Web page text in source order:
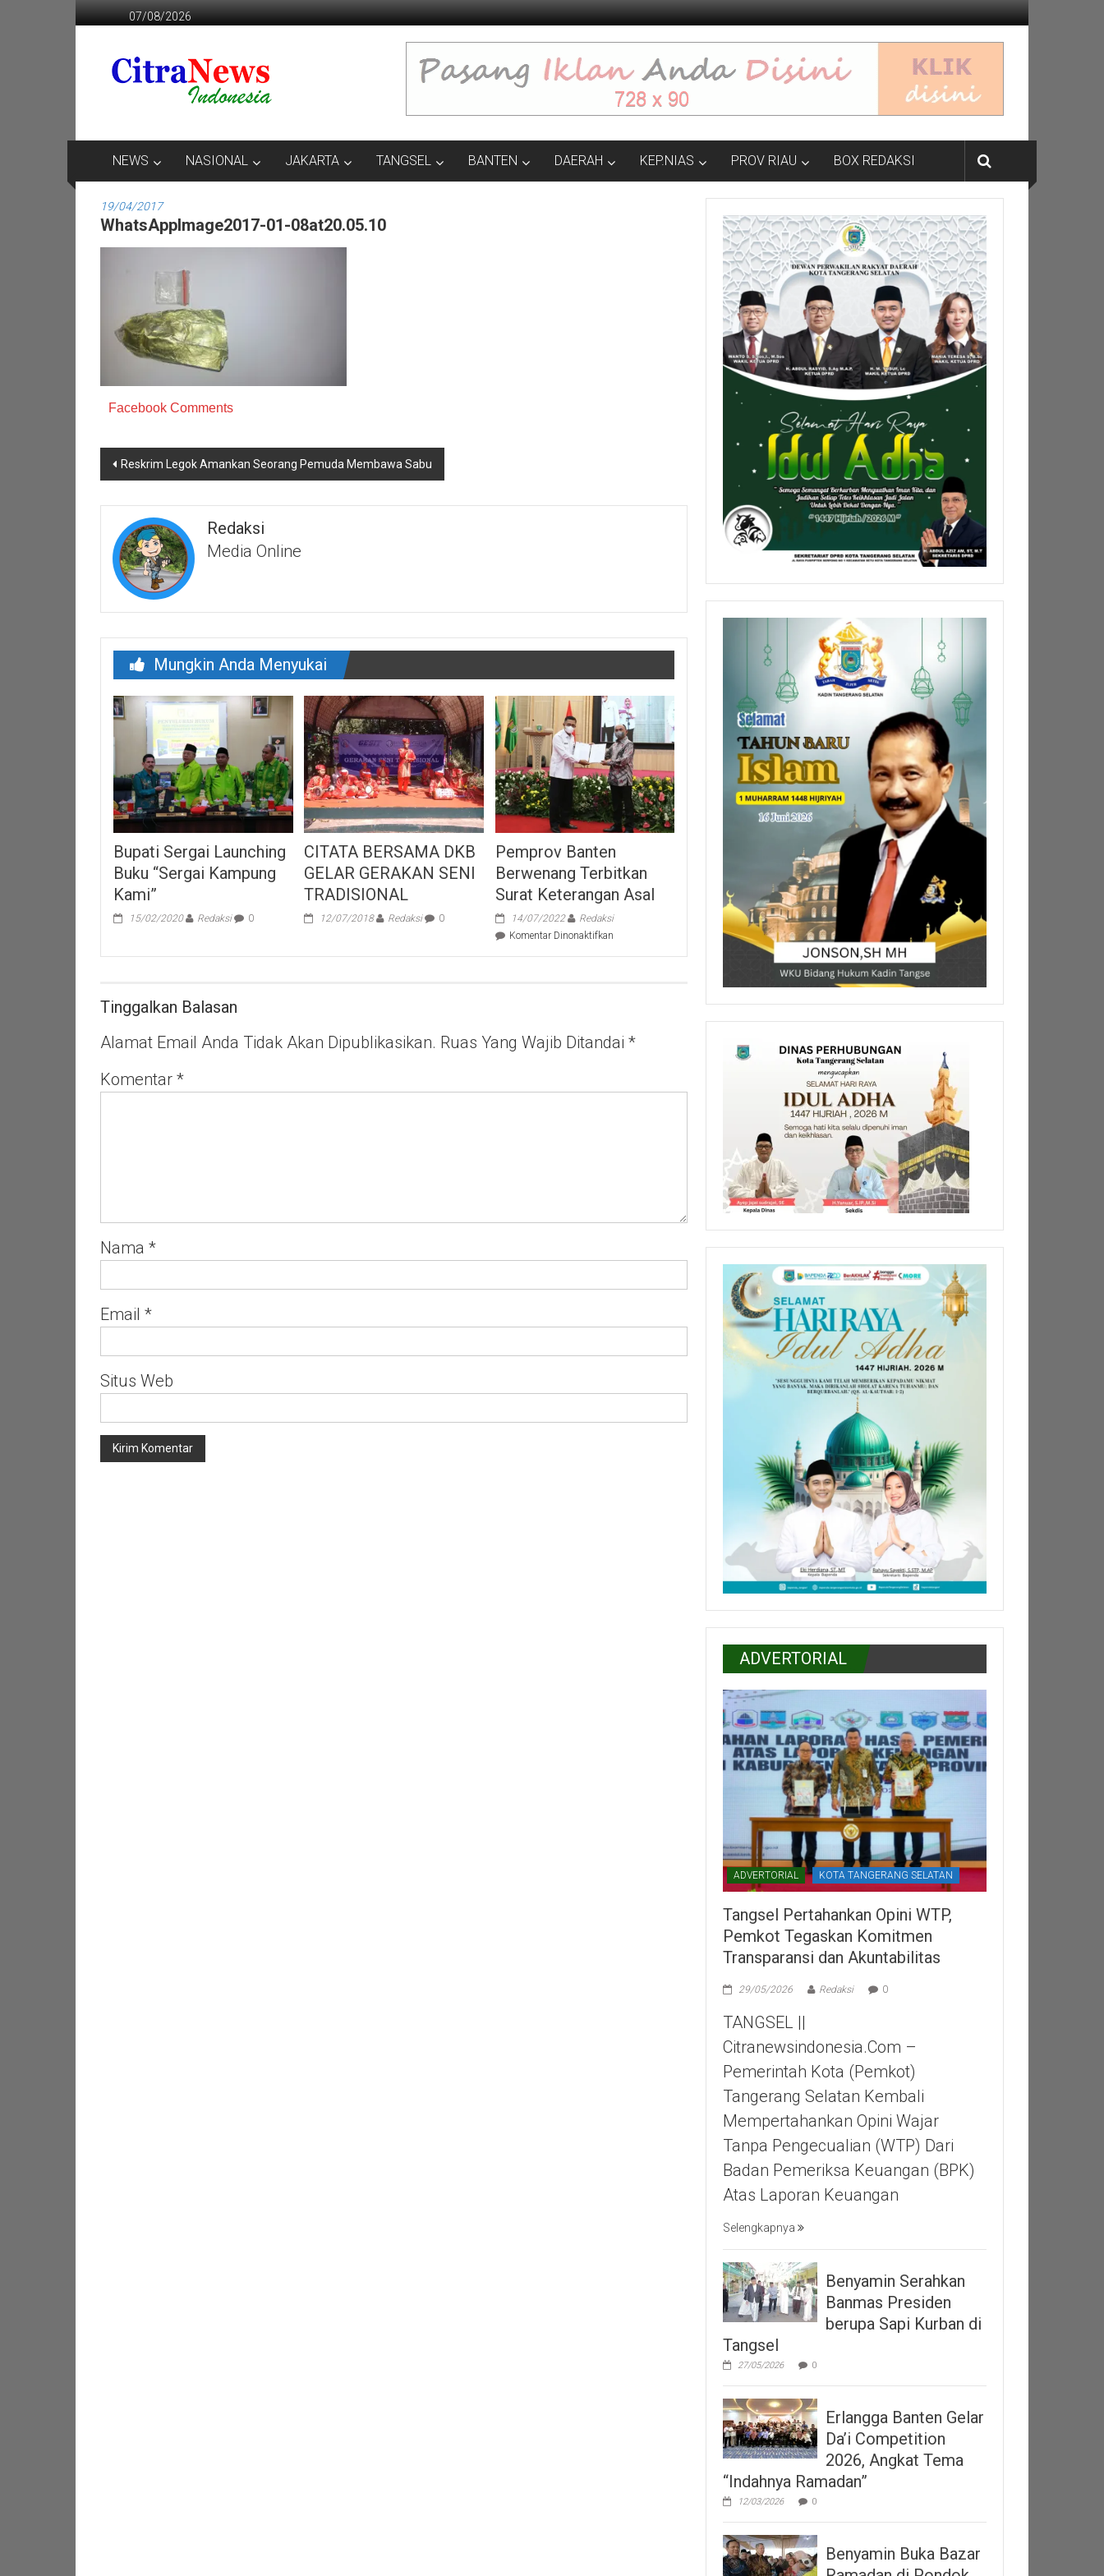
ke
07/08/2026
CITRANEWS
INDONESIA
NEWS NASIONAL JAKARTA TANGSEL BANTEN DAERAH KEP.NIAS PROV RIAU BOX REDAKSI
19/04/2017
WhatsAppImage2017-01-08at20.05.10
Facebook Comments
Navigasi
pos
Reskrim Legok Amankan Seorang Pemuda Membawa Sabu
Redaksi
Media Online
Mungkin Anda Menyukai
Bupati Sergai Launching
Buku “Sergai Kampung
Kami”
15/02/2020 Redaksi 0
CITATA BERSAMA DKB
GELAR GERAKAN SENI
TRADISIONAL
12/07/2018 Redaksi 0
Pemprov Banten
Berwenang Terbitkan
Surat Keterangan Asal
14/07/2022
Redaksi
Komentar Dinonaktifkanpada
Asal
Tinggalkan Balasan
Alamat Email Anda Tidak Akan Dipublikasikan. Ruas Yang Wajib Ditandai *
Komentar *
Nama *
Email *
Situs Web
ADVERTORIAL
ADVERTORIAL KOTA TANGERANG SELATAN
Tangsel Pertahankan Opini WTP,
Pemkot Tegaskan Komitmen
Transparansi dan Akuntabilitas
29/05/2026 Redaksi 0
TANGSEL ||
Citranewsindonesia.com –
Pemerintah Kota (Pemkot)
Tangerang Selatan Kembali
Mempertahankan Opini Wajar
Tanpa Pengecualian (WTP) Dari
Badan Pemeriksa Keuangan (BPK)
Atas Laporan Keuangan
Selengkapnya
Benyamin Serahkan
Banmas Presiden
berupa Sapi Kurban di
Tangsel
27/05/2026 0
Erlangga Banten Gelar
Da’i Competition
2026, Angkat Tema
“Indahnya Ramadan”
12/03/2026 0
Benyamin Buka Bazar